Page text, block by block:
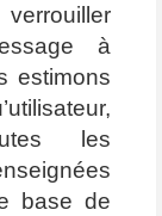
à
estimons
les
base de